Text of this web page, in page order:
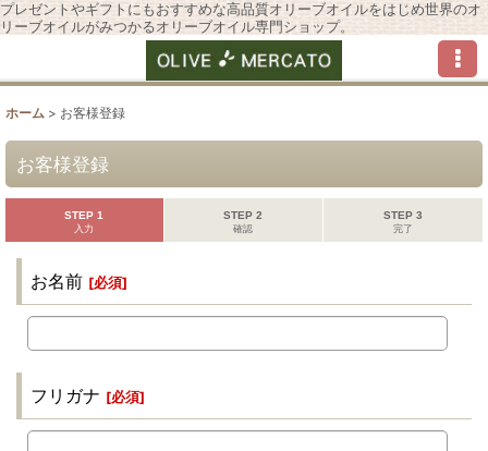
プレゼントやギフトにもおすすめな高品質オリーブオイルをはじめ世界のオ
リーブオイルがみつかるオリーブオイル専門ショップ。
ホーム > お客様登録
お客様登録
STEP 1
入力
STEP 2
確認
STEP 3
完了
お名前 [必須]
フリガナ [必須]